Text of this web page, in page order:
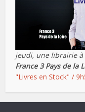
jeudi, une librairie à
France 3 Pays de la
"Livres en Stock" /